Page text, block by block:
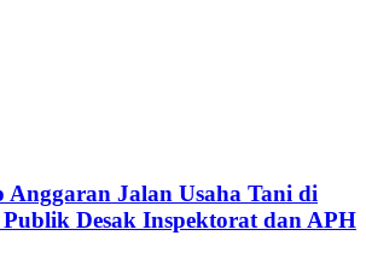
Jalan Usaha Tani di
Publik Desak Inspektorat dan APH